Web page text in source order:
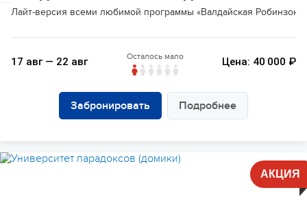
Лайт-версия всеми любимой программы «Валдайская
17 авг — 22 авг Осталось мало Цена: 40 000 ₽
Забронировать Подробнее
АКЦИЯ